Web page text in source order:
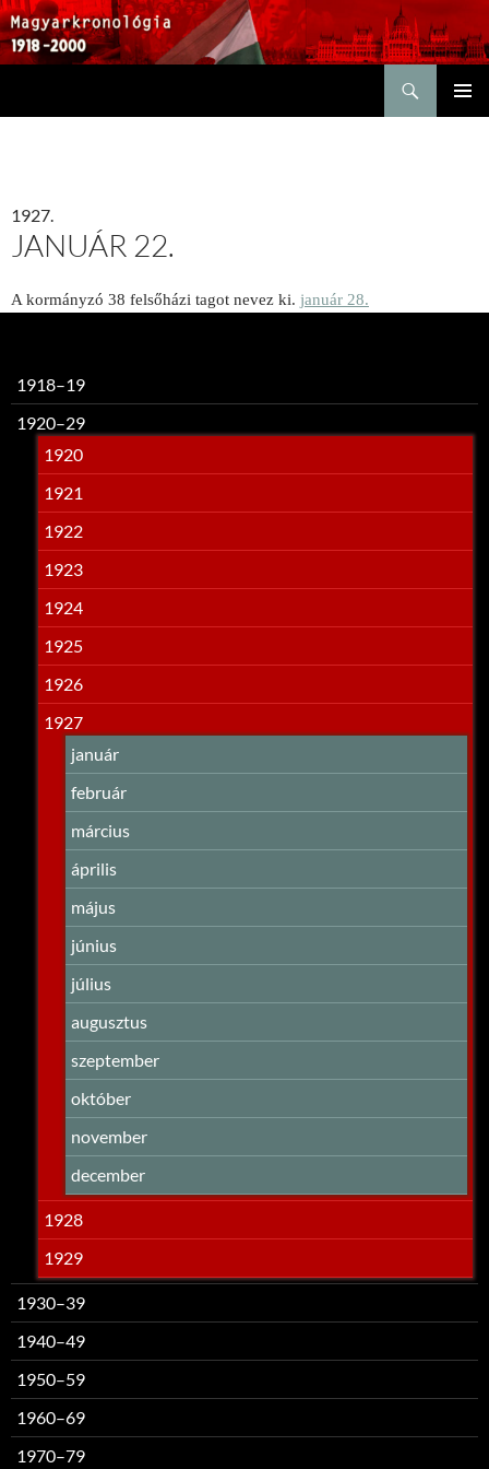
1927.
JANUÁR 22.
A kormányzó 38 felsőházi tagot nevez ki. január 28.
1918–19
1920–29
1920
1921
1922
1923
1924
1925
1926
1927
január
február
március
április
május
június
július
augusztus
szeptember
október
november
december
1928
1929
1930–39
1940–49
1950–59
1960–69
1970–79